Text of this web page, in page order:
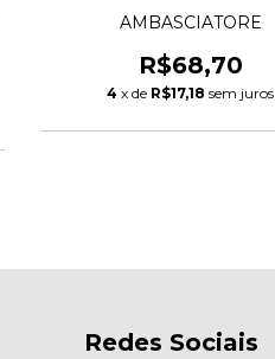
AMBASCIATORE
R$68,70
4 x de R$17,18 sem juros
Redes Sociais